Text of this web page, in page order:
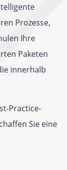
Prozesse,
Ihre
Paketen
innerhalb
Practice-
Sie eine